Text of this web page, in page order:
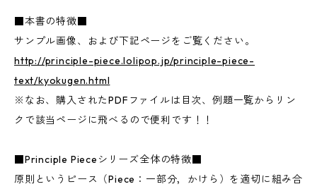
■本書の特徴■
サンプル画像、および下記ページをご覧ください。
http://principle-piece.lolipop.jp/principle-piece-
text/kyokugen.html
※なお、購入されたPDFファイルは目次、例題一覧からリン
クで該当ページに飛べるので便利です！！
■Principle Pieceシリーズ全体の特徴■
原則というピース（Piece：一部分，かけら）を適切に組み合